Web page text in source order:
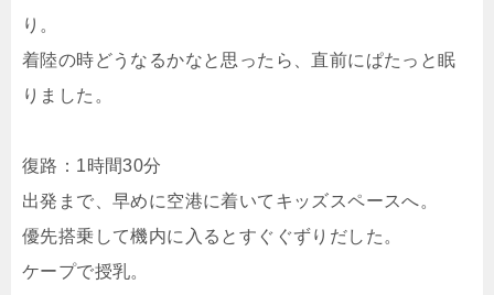
り。
着陸の時どうなるかなと思ったら、直前にぱたっと眠
りました。
復路：1時間30分
出発まで、早めに空港に着いてキッズスペースへ。
優先搭乗して機内に入るとすぐぐずりだした。
ケープで授乳。